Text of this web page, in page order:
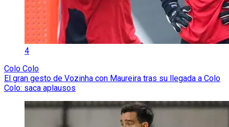
4
Colo Colo
El gran gesto de Vozinha con Maureira tras su llegada a Colo
Colo: saca aplausos